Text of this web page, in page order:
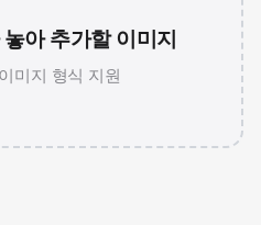
아 추가할 이미지
미지 형식 지원